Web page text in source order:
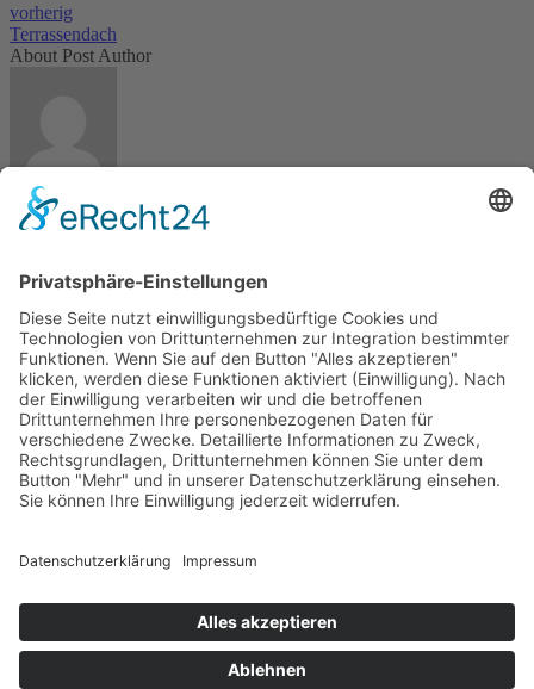
vorherig
Terrassendach
About Post Author
Max
Kontakt
Meisterbetrieb Metallbau Manuel Pawel
86668 Karlshuld
Telefon: +49 (0)176 58699916
E-Mail:info@metallbau-pawel.de
Projekte